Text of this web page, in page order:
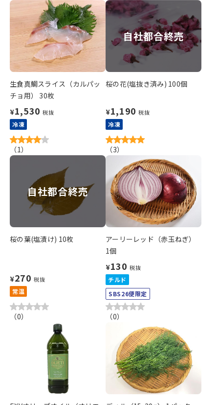
生食真鯛スライス（カルパッ
チョ用） 30枚
¥1,530 税抜
冷凍
（1）
自社都合終売
桜の花(塩抜き済み) 100個
¥1,190 税抜
冷凍
（3）
自社都合終売
桜の葉(塩漬け) 10枚
¥270 税抜
常温
（0）
アーリーレッド（赤玉ねぎ）
1個
¥130 税抜
チルド
SBS26便限定
（0）